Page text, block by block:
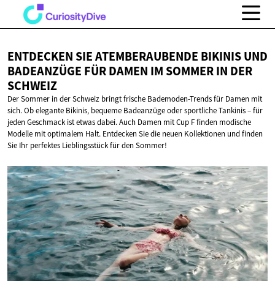
ENTDECKEN SIE ATEMBERAUBENDE BIKINIS UND
BADEANZÜGE FÜR DAMEN IM SOMMER IN DER
SCHWEIZ
Der Sommer in der Schweiz bringt frische Bademoden-Trends für Damen mit
sich. Ob elegante Bikinis, bequeme Badeanzüge oder sportliche Tankinis – für
jeden Geschmack ist etwas dabei. Auch Damen mit Cup F finden modische
Modelle mit optimalem Halt. Entdecken Sie die neuen Kollektionen und finden
Sie Ihr perfektes Lieblingsstück für den Sommer!